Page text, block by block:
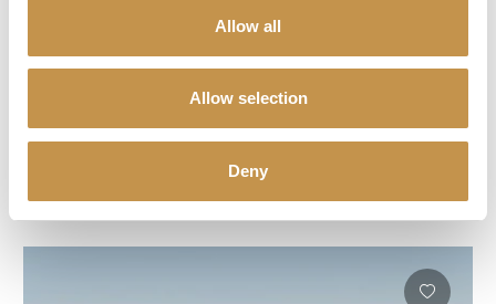
Allow all
Allow selection
Deny
Scenic Luxury Cruises & Tours
Plavte se po světových řekách a oceánech. Zažijte ultraluxusní
svět z palub luxusních lodí.